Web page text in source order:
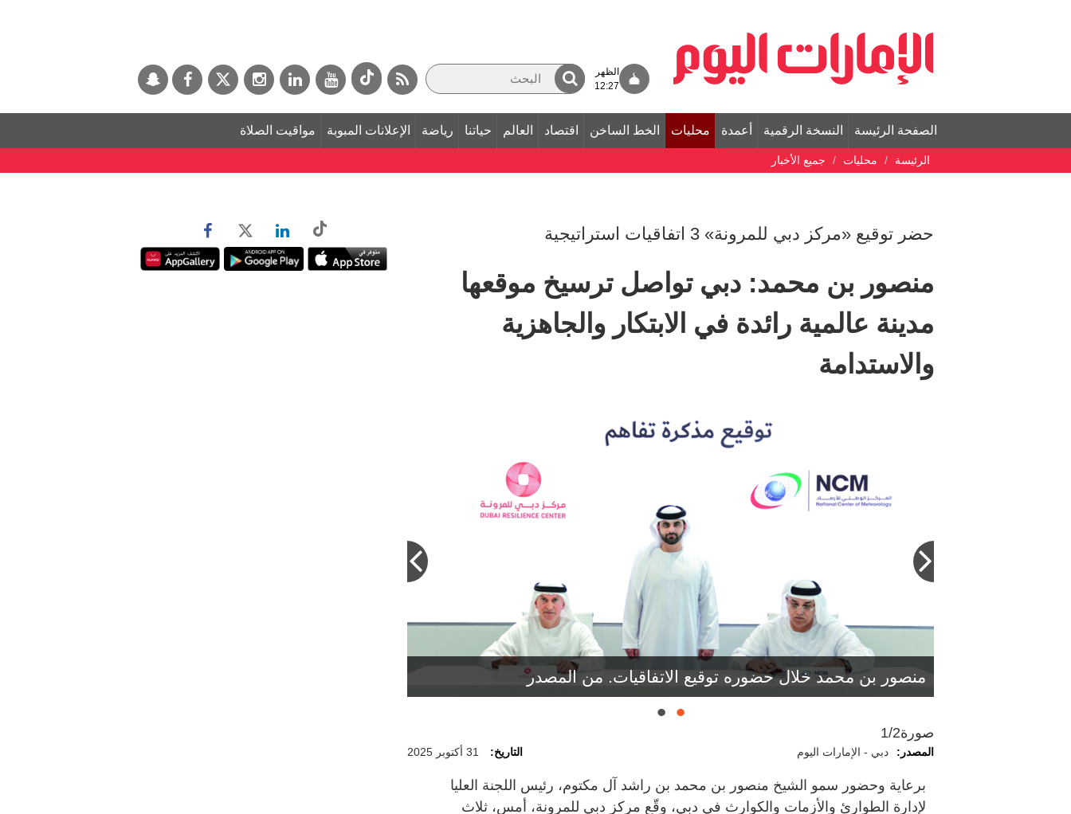
الظهر
12:27
الصفحة الرئيسة النسخة الرقمية أعمدة محليات الخط الساخن اقتصاد العالم حياتنا رياضة الإعلانات المبوبة مواقيت الصلاة
الرئيسة محليات جميع الأخبار
حضر توقيع «مركز دبي للمرونة» 3 اتفاقيات استراتيجية
منصور بن محمد: دبي تواصل ترسيخ موقعها
مدينة عالمية رائدة في الابتكار والجاهزية
والاستدامة
منصور بن محمد خلال حضوره توقيع الاتفاقيات. من المصدر
صورة1/2
المصدر: دبي - الإمارات اليوم التاريخ: 31 أكتوبر 2025
برعاية وحضور سمو الشيخ منصور بن محمد بن راشد آل مكتوم، رئيس اللجنة العليا
لإدارة الطوارئ والأزمات والكوارث في دبي، وقّع مركز دبي للمرونة، أمس، ثلاث